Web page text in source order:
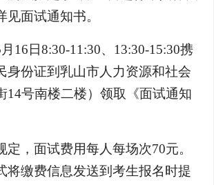
面试通知书。
16日8:30-11:30、13:30-15:30携
身份证到乳山市人力资源和社会
14号南楼二楼）领取《面试通知
定，面试费用每人每场次70元。
将缴费信息发送到考生报名时提